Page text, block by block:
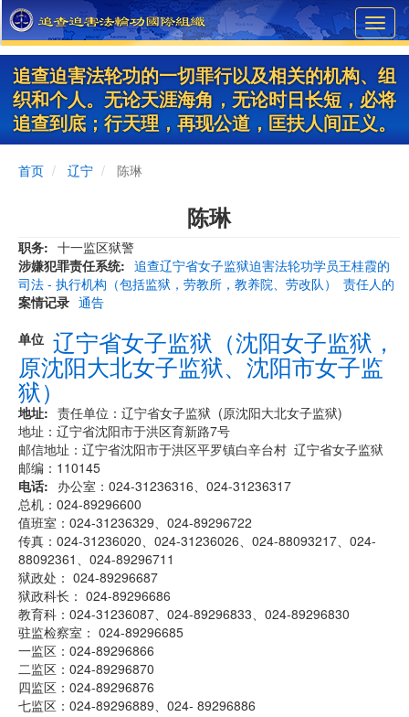
Skip
to
main
content
追查迫害法轮功的一切罪行以及相关的机构、组
织和个人。无论天涯海角，无论时日长短，必将
追查到底；行天理，再现公道，匡扶人间正义。
首页 辽宁 陈琳
陈琳
职务
十一监区狱警
涉嫌犯罪责任系统
司法 - 执行机构（包括监狱，劳教所，教养院、劳改队）
案情记录
追查辽宁省女子监狱迫害法轮功学员王桂霞的
责任人的
通告
单位 辽宁省女子监狱（沈阳女子监狱，
原沈阳大北女子监狱、沈阳市女子监
狱）
地址
责任单位：辽宁省女子监狱 (原沈阳大北女子监狱)
地址：辽宁省沈阳市于洪区育新路7号
邮信地址：辽宁省沈阳市于洪区平罗镇白辛台村 辽宁省女子监狱
邮编：110145
电话
办公室：024-31236316、024-31236317
总机：024-89296600
值班室：024-31236329、024-89296722
传真：024-31236020、024-31236026、024-88093217、024-
88092361、024-89296711
狱政处： 024-89296687
狱政科长： 024-89296686
教育科：024-31236087、024-89296833、024-89296830
驻监检察室： 024-89296685
一监区：024-89296866
二监区：024-89296870
四监区：024-89296876
七监区：024-89296889、024- 89296886